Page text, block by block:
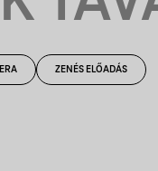
ZENÉS ELŐADÁS